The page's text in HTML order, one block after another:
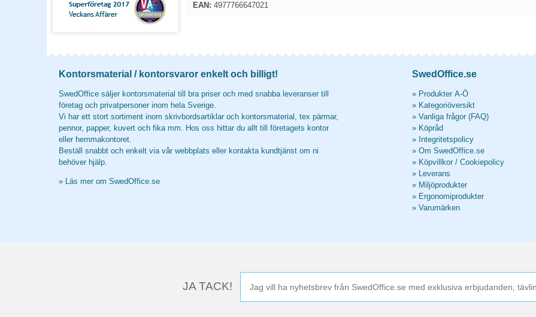
EAN: 4977766647021
Kontorsmaterial / kontorsvaror enkelt och billigt!
SwedOffice säljer kontorsmaterial till bra priser och med snabba leveranser till
företag och privatpersoner inom hela Sverige.
Vi har ett stort sortiment inom skrivbordsartiklar och kontorsmaterial, tex pärmar,
pennor, papper, kuvert och fika mm. Hos oss hittar du allt till företagets kontor
eller hemmakontoret.
Beställ snabbt och enkelt via vår webbplats eller kontakta kundtjänst om ni
behöver hjälp.
» Läs mer om SwedOffice.se
SwedOffice.se
» Produkter A-Ö
» Kategoriöversikt
» Vanliga frågor (FAQ)
» Köpråd
» Integritetspolicy
» Om SwedOffice.se
» Köpvillkor / Cookiepolicy
» Leverans
» Miljöprodukter
» Ergonomiprodukter
» Varumärken
JA TACK!